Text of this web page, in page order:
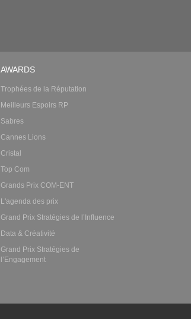
AWARDS
Trophées de la Réputation
Meilleurs Espoirs RP
Sabres
Cannes Lions
Cristal
Top Com
Grands Prix COM-ENT
L'agenda des prix
Grand Prix Stratégies de l’Influence
Data & Créativité
Grand Prix Stratégies de
l’Engagement